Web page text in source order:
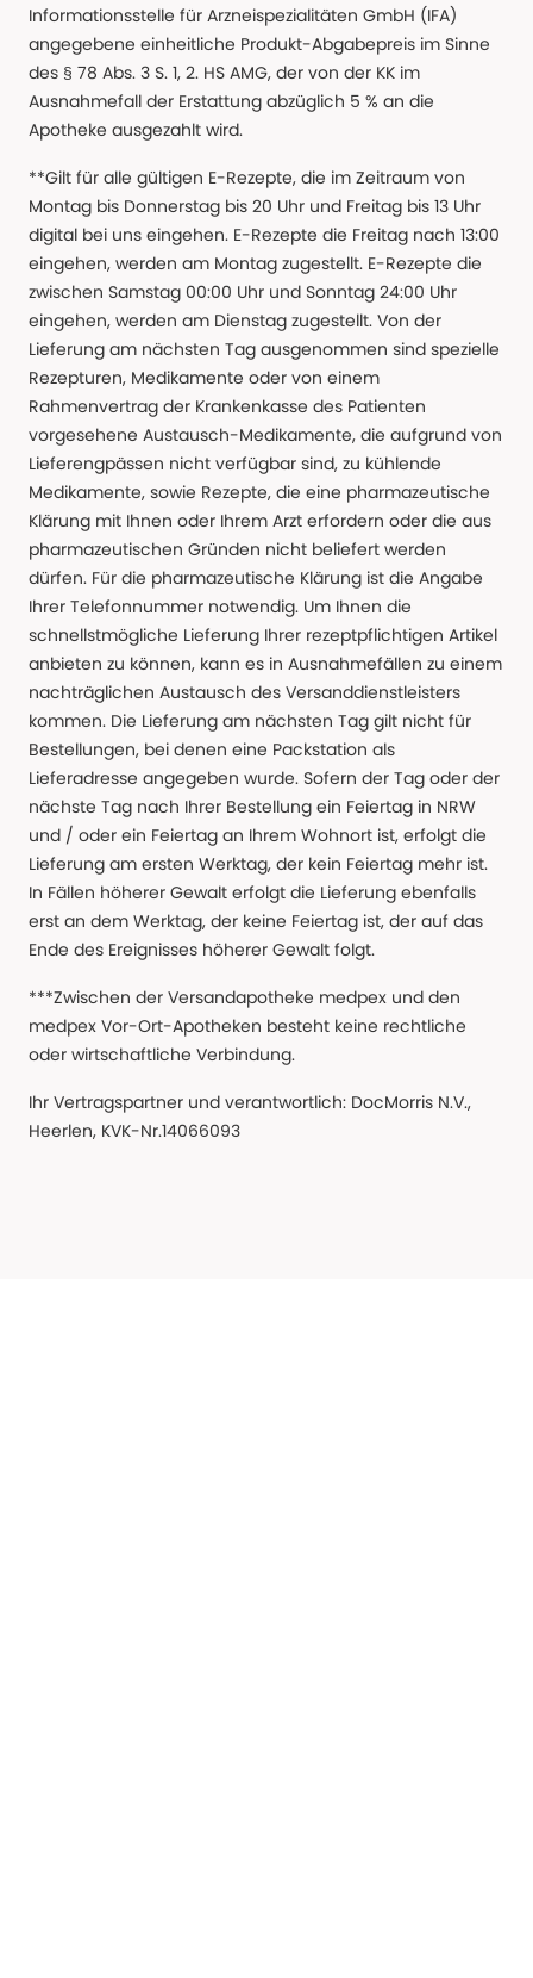
Informationsstelle für Arzneispezialitäten GmbH (IFA)
angegebene einheitliche Produkt-Abgabepreis im Sinne
des § 78 Abs. 3 S. 1, 2. HS AMG, der von der KK im
Ausnahmefall der Erstattung abzüglich 5 % an die
Apotheke ausgezahlt wird.
**Gilt für alle gültigen E-Rezepte, die im Zeitraum von
Montag bis Donnerstag bis 20 Uhr und Freitag bis 13 Uhr
digital bei uns eingehen. E-Rezepte die Freitag nach 13:00
eingehen, werden am Montag zugestellt. E-Rezepte die
zwischen Samstag 00:00 Uhr und Sonntag 24:00 Uhr
eingehen, werden am Dienstag zugestellt. Von der
Lieferung am nächsten Tag ausgenommen sind spezielle
Rezepturen, Medikamente oder von einem
Rahmenvertrag der Krankenkasse des Patienten
vorgesehene Austausch-Medikamente, die aufgrund von
Lieferengpässen nicht verfügbar sind, zu kühlende
Medikamente, sowie Rezepte, die eine pharmazeutische
Klärung mit Ihnen oder Ihrem Arzt erfordern oder die aus
pharmazeutischen Gründen nicht beliefert werden
dürfen. Für die pharmazeutische Klärung ist die Angabe
Ihrer Telefonnummer notwendig. Um Ihnen die
schnellstmögliche Lieferung Ihrer rezeptpflichtigen Artikel
anbieten zu können, kann es in Ausnahmefällen zu einem
nachträglichen Austausch des Versanddienstleisters
kommen. Die Lieferung am nächsten Tag gilt nicht für
Bestellungen, bei denen eine Packstation als
Lieferadresse angegeben wurde. Sofern der Tag oder der
nächste Tag nach Ihrer Bestellung ein Feiertag in NRW
und / oder ein Feiertag an Ihrem Wohnort ist, erfolgt die
Lieferung am ersten Werktag, der kein Feiertag mehr ist.
In Fällen höherer Gewalt erfolgt die Lieferung ebenfalls
erst an dem Werktag, der keine Feiertag ist, der auf das
Ende des Ereignisses höherer Gewalt folgt.
***Zwischen der Versandapotheke medpex und den
medpex Vor-Ort-Apotheken besteht keine rechtliche
oder wirtschaftliche Verbindung.
Ihr Vertragspartner und verantwortlich: DocMorris N.V.,
Heerlen, KVK-Nr.14066093